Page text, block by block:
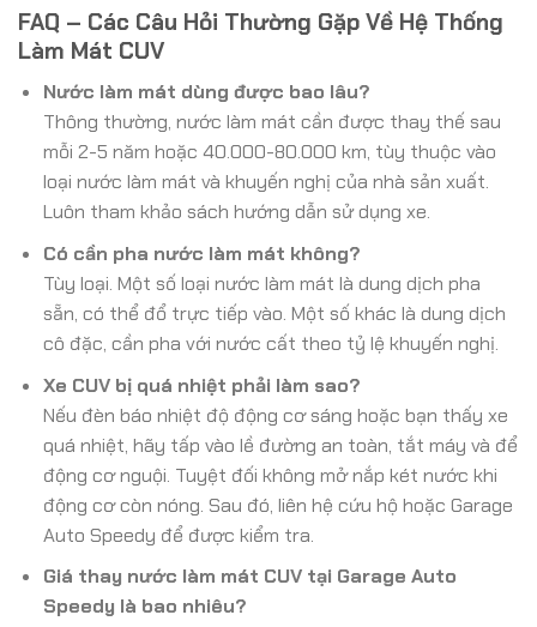
FAQ – Các Câu Hỏi Thường Gặp Về Hệ Thống
Làm Mát CUV
Nước làm mát dùng được bao lâu?
Thông thường, nước làm mát cần được thay thế sau
mỗi 2-5 năm hoặc 40.000-80.000 km, tùy thuộc vào
loại nước làm mát và khuyến nghị của nhà sản xuất.
Luôn tham khảo sách hướng dẫn sử dụng xe.
Có cần pha nước làm mát không?
Tùy loại. Một số loại nước làm mát là dung dịch pha
sẵn, có thể đổ trực tiếp vào. Một số khác là dung dịch
cô đặc, cần pha với nước cất theo tỷ lệ khuyến nghị.
Xe CUV bị quá nhiệt phải làm sao?
Nếu đèn báo nhiệt độ động cơ sáng hoặc bạn thấy xe
quá nhiệt, hãy tấp vào lề đường an toàn, tắt máy và để
động cơ nguội. Tuyệt đối không mở nắp két nước khi
động cơ còn nóng. Sau đó, liên hệ cứu hộ hoặc Garage
Auto Speedy để được kiểm tra.
Giá thay nước làm mát CUV tại Garage Auto
Speedy là bao nhiêu?